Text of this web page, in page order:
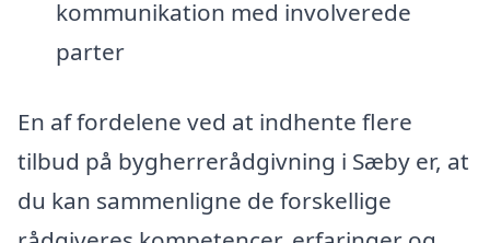
kommunikation med involverede
parter
En af fordelene ved at indhente flere
tilbud på bygherrerådgivning i Sæby er, at
du kan sammenligne de forskellige